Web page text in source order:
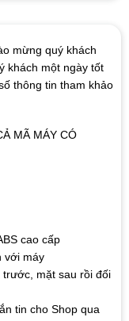
quý khách
khách một ngày tốt
thông tin tham khảo
MÃ MÁY CÓ
cao cấp
với máy
trước, mặt sau rồi đối
tin cho Shop qua